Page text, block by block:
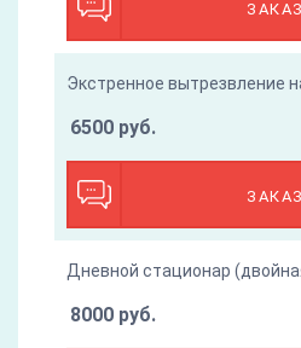
Экстренное вытрезвление
6500 руб.
Дневной стационар
8000 руб.